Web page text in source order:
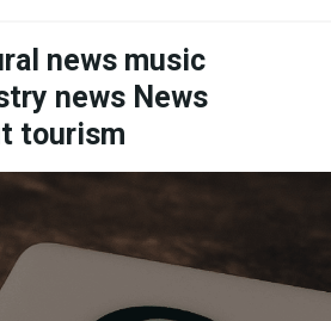
news music
news News
tourism